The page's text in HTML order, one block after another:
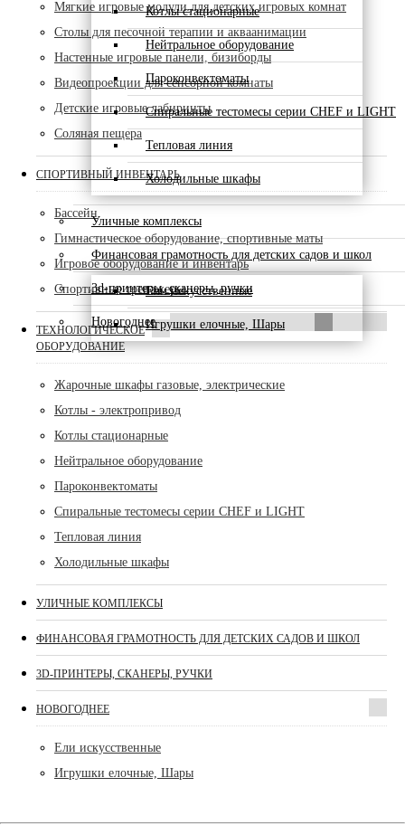
Котлы стационарные
Нейтральное оборудование
Пароконвектоматы
Спиральные тестомесы серии CHEF и LIGHT
Тепловая линия
Холодильные шкафы
Уличные комплексы
Финансовая грамотность для детских садов и школ
3d-принтеры, сканеры, ручки
Новогоднее
Ели искусственные
Игрушки елочные, Шары
Мягкие игровые модули для детских игровых комнат
Столы для песочной терапии и акваанимации
Настенные игровые панели, бизиборды
Видеопроекции для сенсорной комнаты
Детские игровые лабиринты
Соляная пещера
СПОРТИВНЫЙ ИНВЕНТАРЬ
Бассейн
Гимнастическое оборудование, спортивные маты
Игровое оборудование и инвентарь
Спортивные тренажеры
ТЕХНОЛОГИЧЕСКОЕ
ОБОРУДОВАНИЕ
Жарочные шкафы газовые, электрические
Котлы - электропривод
Котлы стационарные
Нейтральное оборудование
Пароконвектоматы
Спиральные тестомесы серии CHEF и LIGHT
Тепловая линия
Холодильные шкафы
УЛИЧНЫЕ КОМПЛЕКСЫ
ФИНАНСОВАЯ ГРАМОТНОСТЬ ДЛЯ ДЕТСКИХ САДОВ И ШКОЛ
3D-ПРИНТЕРЫ, СКАНЕРЫ, РУЧКИ
НОВОГОДНЕЕ
Ели искусственные
Игрушки елочные, Шары